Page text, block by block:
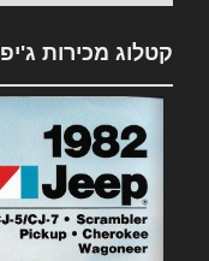
קטלוג מכירות ג'יפ 1982